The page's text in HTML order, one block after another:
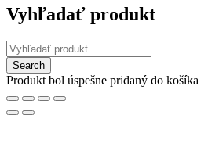
Vyhľadať produkt
Produkt bol úspešne pridaný do košíka